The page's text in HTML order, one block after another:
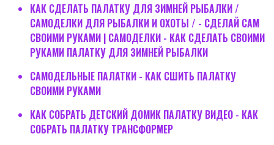
КАК СДЕЛАТЬ ПАЛАТКУ ДЛЯ ЗИМНЕЙ РЫБАЛКИ /
CАМОДЕЛКИ ДЛЯ РЫБАЛКИ И ОХОТЫ / - СДЕЛАЙ САМ
СВОИМИ РУКАМИ | САМОДЕЛКИ - КАК СДЕЛАТЬ СВОИМИ
РУКАМИ ПАЛАТКУ ДЛЯ ЗИМНЕЙ РЫБАЛКИ
САМОДЕЛЬНЫЕ ПАЛАТКИ - КАК СШИТЬ ПАЛАТКУ
СВОИМИ РУКАМИ
КАК СОБРАТЬ ДЕТСКИЙ ДОМИК ПАЛАТКУ ВИДЕО - КАК
СОБРАТЬ ПАЛАТКУ ТРАНСФОРМЕР